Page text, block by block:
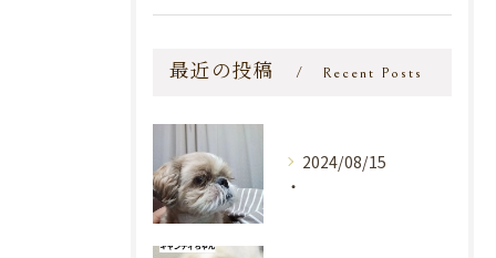
最近の投稿 Recent Posts
2024/08/15
・